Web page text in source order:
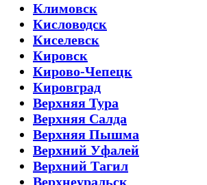
Климовск
Кисловодск
Киселевск
Кировск
Кирово-Чепецк
Кировград
Верхняя Тура
Верхняя Салда
Верхняя Пышма
Верхний Уфалей
Верхний Тагил
Верхнеуральск